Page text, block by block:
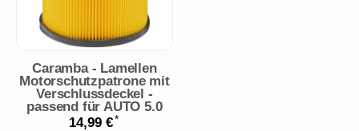
Caramba - Lamellen
Motorschutzpatrone mit
Verschlussdeckel -
passend für AUTO 5.0
14,99 €*